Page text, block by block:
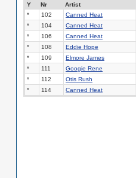
Y Nr Artist
*
102 Canned Heat
*
104 Canned Heat
*
106 Canned Heat
*
108 Eddie Hope
*
109 Elmore James
*
111 Googie Rene
*
112 Otis Rush
*
114 Canned Heat